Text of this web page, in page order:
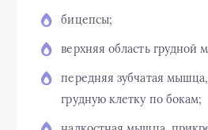
бицепсы;
верхняя область грудной
передняя зубчатая
грудную клетку по бокам;